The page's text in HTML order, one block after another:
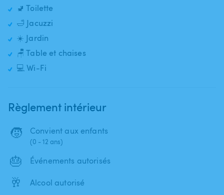
🚽 Toilette
🛁 Jacuzzi
☀️ Jardin
🪑 Table et chaises
💻 Wi-Fi
Règlement intérieur
🧒 Convient aux enfants
(0 - 12 ans)
🎂 Événements autorisés
🥂 Alcool autorisé